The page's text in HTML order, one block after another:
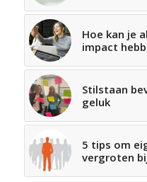
Hoe kan je
impact
Stilstaan
geluk
5 tips om
vergroten